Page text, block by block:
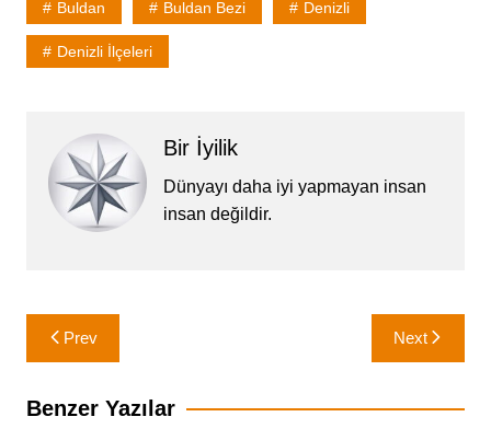
Buldan Buldan Bezi Denizli
Denizli İlçeleri
Bir İyilik
Dünyayı daha iyi yapmayan insan
insan değildir.
Yazı
gezinmesi
Prev Next
Benzer Yazılar